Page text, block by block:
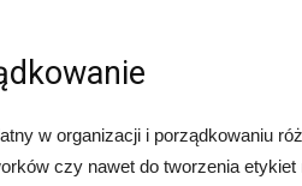
w organizacji i porządkowaniu
czy nawet do tworzenia etykiet